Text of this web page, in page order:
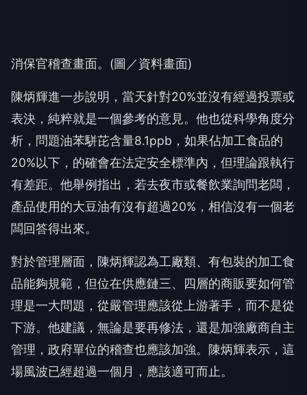
消保官稽查畫面。(圖／資料畫面)
陳炳輝進一步說明，當天針對20%並沒有經過投票或
表決，純粹就是一個參考的意見。他也從科學角度分
析，問題油苯駢芘含量8.1ppb，如果佔加工食品的
20%以下，的確會在法定安全標準內，但理論跟執行
有差距。他舉例指出，若去夜市或餐飲業詢問老闆，
產品使用的大豆油有沒有超過20%，相信沒有一個老
闆回答得出來。
對於管理層面，陳炳輝認為工廠類、有包裝的加工食
品能夠規範，但位在供應鏈三、四層的商販要如何管
理是一大問題，從嚴管理應該從上游著手，而不是從
下游。他建議，無論是要再修法，還是加強廠商自主
管理，政府單位的稽查也應該加強。陳炳輝表示，這
場風波已經超過一個月，應該適可而止。